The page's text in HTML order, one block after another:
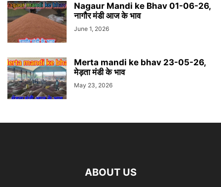
Nagaur Mandi ke Bhav 01-06-26,
नागौर मंडी आज के भाव
June 1, 2026
Merta mandi ke bhav 23-05-26,
मेड़ता मंडी के भाव
May 23, 2026
ABOUT US